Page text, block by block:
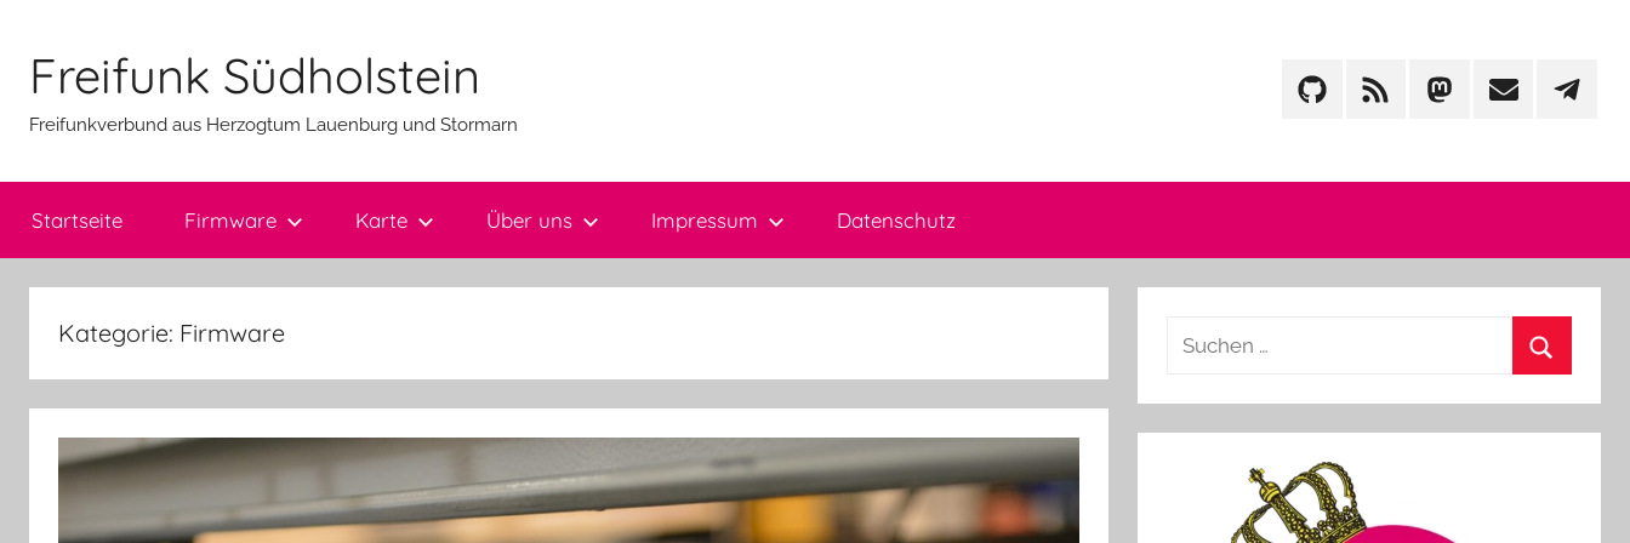
springen
Freifunk Südholstein
Freifunkverbund aus Herzogtum Lauenburg und Stormarn
GitHubFeed Mastodon
Mail
Startseite Firmware Karte Über uns Impressum Datenschutz
Kategorie: Firmware
Suchen